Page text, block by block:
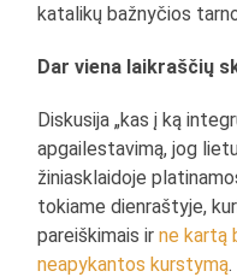
katalikų bažnyčios
Dar viena laikraščių
Diskusija „kas į ką
apgailestavimą, jog
žiniasklaidoje
tokiame dienraštyje,
pareiškimais irne kartą
neapykantos kurstymą.